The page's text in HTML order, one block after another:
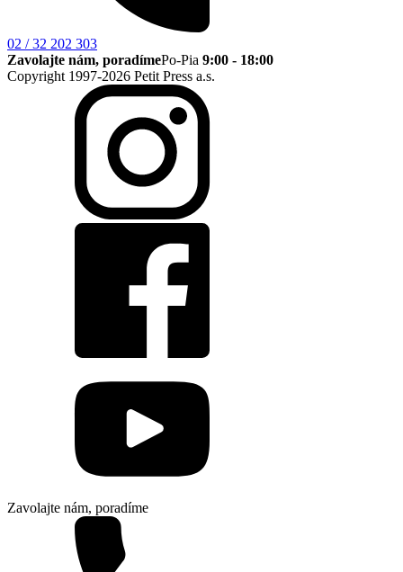
02 / 32 202 303
Zavolajte nám, poradímePo-Pia 9:00 - 18:00
Copyright 1997-2026 Petit Press a.s.
Zavolajte nám, poradíme